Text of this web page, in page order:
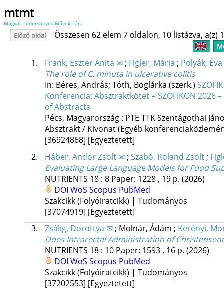
mtmt
Magyar Tudományos Művek Tára
Előző oldal Összesen 62 elem 7 oldalon, 10 listázva, a(z)
1. Frank, Eszter Anita ✉; Figler, Mária ; Polyák, Éva
The role of C. minuta in ulcerative colitis
In: Béres, András; Tóth, Boglárka (szerk.)
Konferencia: Absztraktkötet = SZOFIKON
of Abstracts
Pécs, Magyarország : PTE TTK Szentágothai
Absztrakt / Kivonat (Egyéb
[36924868] [Egyeztetett]
2.
Háber, Andor Zsolt ✉; Szabó, Roland Zsolt;
Evaluating Large Language Models for Food
NUTRIENTS 18: 8 Paper: 1228 , 19 p. (2026)
DOI WoS Scopus PubMed
Szakcikk (Folyóiratcikk) | Tudományos
[37074919] [Egyeztetett]
3.
Zsálig, Dorottya ✉; Molnár, Ádám ; Kerényi,
Does Intrarectal Administration of
NUTRIENTS 18: 10 Paper: 1593 , 16 p. (2026)
DOI WoS Scopus PubMed
Szakcikk (Folyóiratcikk) | Tudományos
[37202553] [Egyeztetett]